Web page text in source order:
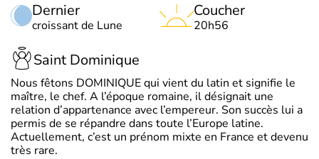
Dernier
croissant de Lune
Coucher
20h56
Saint Dominique
Nous fêtons DOMINIQUE qui vient du latin et signifie le
maître, le chef. A l’époque romaine, il désignait une
relation d’appartenance avec l’empereur. Son succès lui a
permis de se répandre dans toute l’Europe latine.
Actuellement, c’est un prénom mixte en France et devenu
très rare.